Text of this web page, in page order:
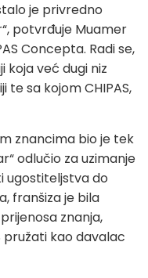
je privredno
potvrđuje Muamer
Concepta. Radi se,
koja već dugi niz
te sa kojom CHIPAS,
znancima bio je tek
odlučio za uzimanje
ugostiteljstva do
franšiza je bila
znanja,
pružati kao davalac